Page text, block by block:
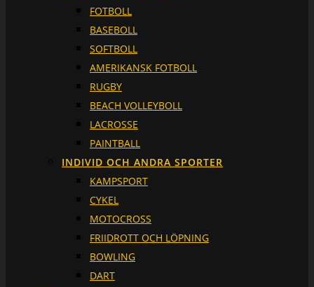
FOTBOLL
BASEBOLL
SOFTBOLL
AMERIKANSK FOTBOLL
RUGBY
BEACH VOLLEYBOLL
LACROSSE
PAINTBALL
INDIVID OCH ANDRA SPORTER
KAMPSPORT
CYKEL
MOTOCROSS
FRIIDROTT OCH LÖPNING
BOWLING
DART